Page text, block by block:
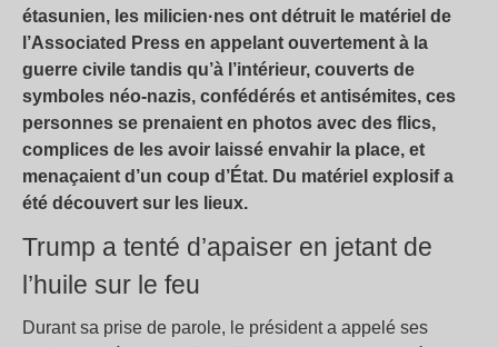
étasunien, les milicien·nes ont détruit le matériel de
l’Associated Press en appelant ouvertement à la
guerre civile tandis qu’à l’intérieur, couverts de
symboles néo-nazis, confédérés et antisémites, ces
personnes se prenaient en photos avec des flics,
complices de les avoir laissé envahir la place, et
menaçaient d’un coup d’État. Du matériel explosif a
été découvert sur les lieux.
Trump a tenté d’apaiser en jetant de
l’huile sur le feu
Durant sa prise de parole, le président a appelé ses